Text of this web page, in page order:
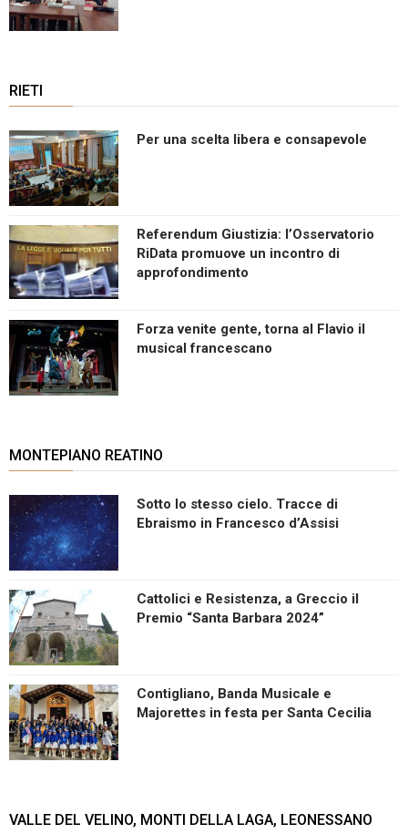
RIETI
Per una scelta libera e consapevole
Referendum Giustizia: l’Osservatorio
RiData promuove un incontro di
approfondimento
Forza venite gente, torna al Flavio il
musical francescano
MONTEPIANO REATINO
Sotto lo stesso cielo. Tracce di
Ebraismo in Francesco d’Assisi
Cattolici e Resistenza, a Greccio il
Premio “Santa Barbara 2024”
Contigliano, Banda Musicale e
Majorettes in festa per Santa Cecilia
VALLE DEL VELINO, MONTI DELLA LAGA, LEONESSANO